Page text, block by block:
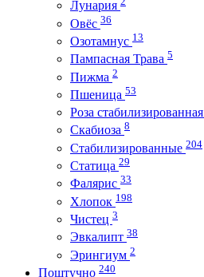
Лунария
Овёс 36
Озотамнус 13
Пампасная Трава 5
Пижма 2
Пшеница 53
Роза стабилизированная
Скабиоза 8
Стабилизированные 204
Статица 29
Фалярис 33
Хлопок 198
Чистец 3
Эвкалипт 38
Эрингиум 2
Поштучно 240